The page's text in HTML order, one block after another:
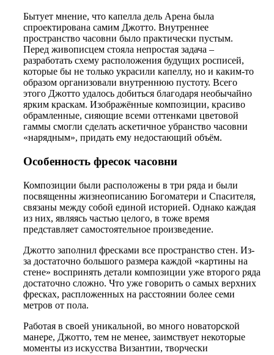
Бытует мнение, что капелла дель Арена была
спроектирована самим Джотто. Внутреннее
пространство часовни было практически пустым.
Перед живописцем стояла непростая задача –
разработать схему расположения будущих росписей,
которые бы не только украсили капеллу, но и каким-то
образом организовали внутреннюю пустоту. Всего
этого Джотто удалось добиться благодаря необычайно
ярким краскам. Изображённые композиции, красиво
обрамленные, сияющие всеми оттенками цветовой
гаммы смогли сделать аскетичное убранство часовни
«нарядным», придать ему недостающий объём.
Особенность фресок часовни
Композиции были расположены в три ряда и были
посвященны жизнеописанию Богоматери и Спасителя,
связаны между собой единой историей. Однако каждая
из них, являясь частью целого, в тоже время
представляет самостоятельное произведение.
Джотто заполнил фресками все пространство стен. Из-
за достаточно большого размера каждой «картины на
стене» воспринять детали композиции уже второго ряда
достаточно сложно. Что уже говорить о самых верхних
фресках, распложенных на расстоянии более семи
метров от пола.
Работая в своей уникальной, во много новаторской
манере, Джотто, тем не менее, заимствует некоторые
моменты из искусства Византии, творчески